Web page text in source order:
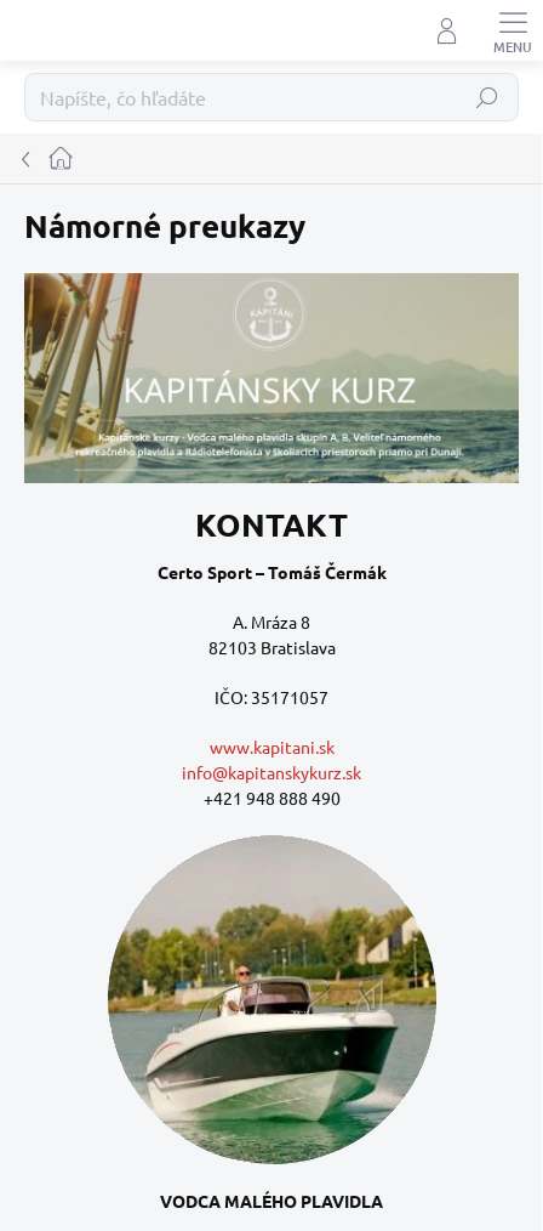
Hľadať
Domov
Námorné preukazy
KONTAKT
Certo Sport – Tomáš Čermák
A. Mráza 8
82103 Bratislava
IČO: 35171057
www.kapitani.sk
info@kapitanskykurz.sk
+421 948 888 490
VODCA MALÉHO PLAVIDLA